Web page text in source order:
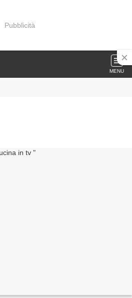
Pubblicità
MENU